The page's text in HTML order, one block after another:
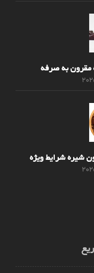
مقرون به صرفه
شیره شرایط ویژه